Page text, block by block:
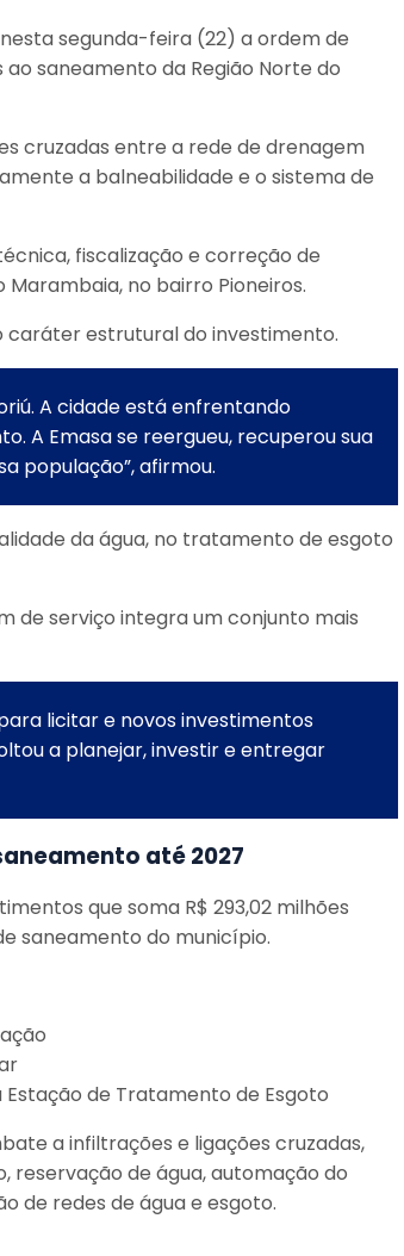
segunda-feira (22) a ordem de
saneamento da Região Norte do
cruzadas entre a rede de drenagem
a balneabilidade e o sistema de
fiscalização e correção de
no bairro Pioneiros.
caráter estrutural do investimento.
A cidade está enfrentando
A Emasa se reergueu, recuperou sua
população”, afirmou.
da água, no tratamento de esgoto
de serviço integra um conjunto mais
licitar e novos investimentos
a planejar, investir e entregar
até 2027
que soma R$ 293,02 milhões
saneamento do município.
Estação de Tratamento de Esgoto
a infiltrações e ligações cruzadas,
reservação de água, automação do
de redes de água e esgoto.